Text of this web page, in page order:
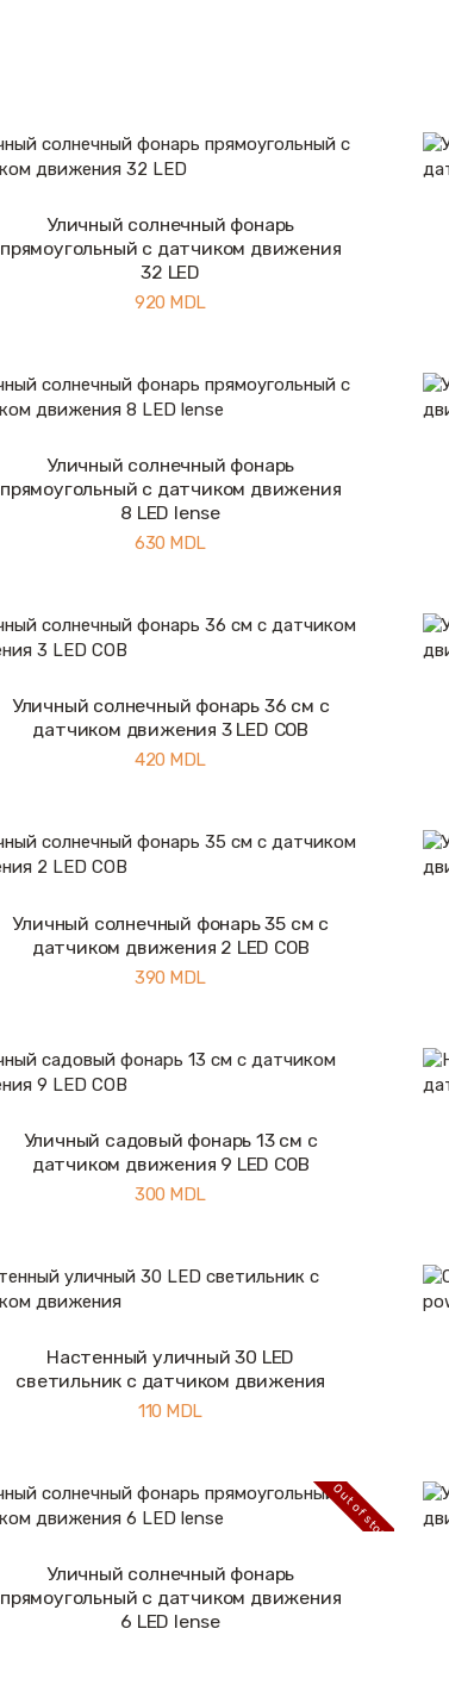
Купить Подробнее
Уличный солнечный фонарь
прямоугольный с датчиком движения
32 LED
920 MDL
Купить Подробнее
Уличный солнечный фонарь
прямоугольный с датчиком движения
8 LED lense
630 MDL
Купить Подробнее
Уличный солнечный фонарь 36 см с
датчиком движения 3 LED COB
420 MDL
Купить Подробнее
Уличный солнечный фонарь 35 см с
датчиком движения 2 LED COB
390 MDL
Купить Подробнее
Уличный садовый фонарь 13 см с
датчиком движения 9 LED COB
300 MDL
Купить Подробнее
Настенный уличный 30 LED
светильник с датчиком движения
110 MDL
Out of stock
Подробнее
Уличный солнечный фонарь
прямоугольный с датчиком движения
6 LED lense